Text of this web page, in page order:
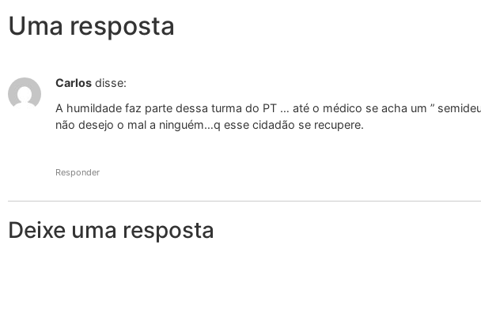
Uma resposta
Carlos disse:
A humildade faz parte dessa turma do PT … até o médico se acha um ”
não desejo o mal a ninguém…q esse cidadão se recupere.
Responder
Deixe uma resposta